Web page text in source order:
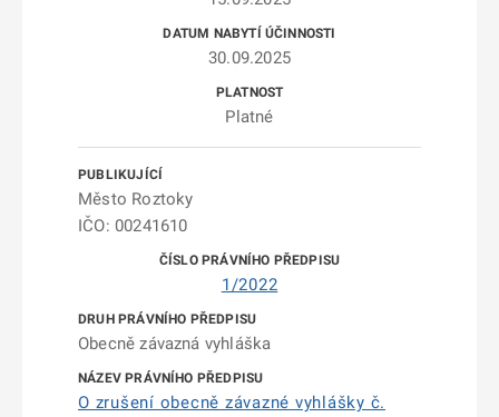
30.09.2025
Platné
Město Roztoky
IČO: 00241610
1/2022
Obecně závazná vyhláška
O zrušení obecně závazné vyhlášky č.